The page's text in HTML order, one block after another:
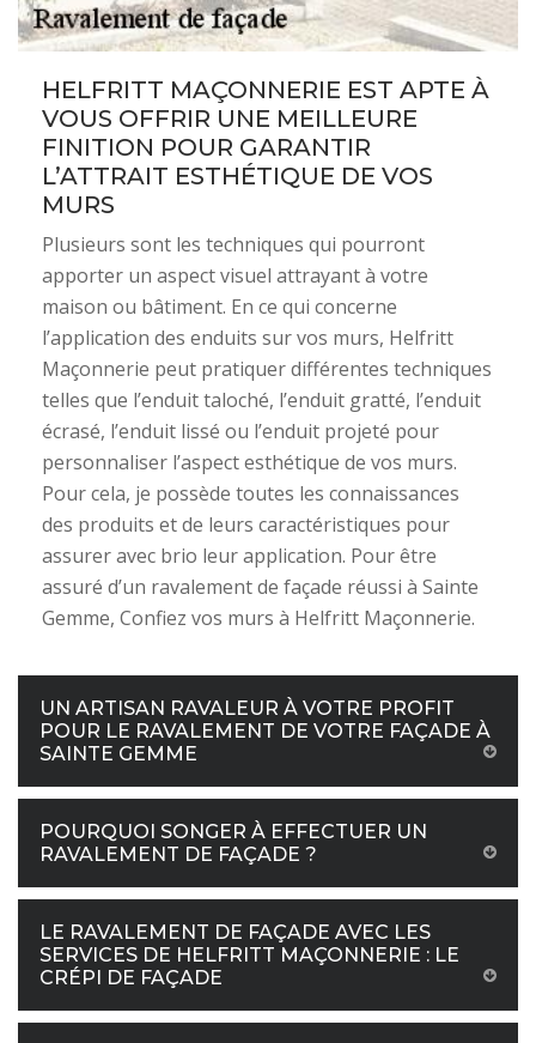
HELFRITT MAÇONNERIE EST APTE À
VOUS OFFRIR UNE MEILLEURE
FINITION POUR GARANTIR
L’ATTRAIT ESTHÉTIQUE DE VOS
MURS
Plusieurs sont les techniques qui pourront
apporter un aspect visuel attrayant à votre
maison ou bâtiment. En ce qui concerne
l’application des enduits sur vos murs, Helfritt
Maçonnerie peut pratiquer différentes techniques
telles que l’enduit taloché, l’enduit gratté, l’enduit
écrasé, l’enduit lissé ou l’enduit projeté pour
personnaliser l’aspect esthétique de vos murs.
Pour cela, je possède toutes les connaissances
des produits et de leurs caractéristiques pour
assurer avec brio leur application. Pour être
assuré d’un ravalement de façade réussi à Sainte
Gemme, Confiez vos murs à Helfritt Maçonnerie.
UN ARTISAN RAVALEUR À VOTRE PROFIT
POUR LE RAVALEMENT DE VOTRE FAÇADE À
SAINTE GEMME
POURQUOI SONGER À EFFECTUER UN
RAVALEMENT DE FAÇADE ?
LE RAVALEMENT DE FAÇADE AVEC LES
SERVICES DE HELFRITT MAÇONNERIE : LE
CRÉPI DE FAÇADE